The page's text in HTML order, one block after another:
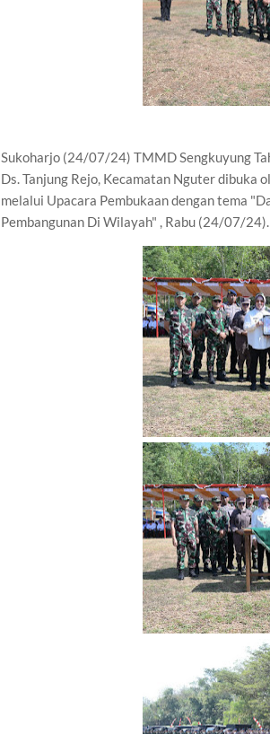
Sukoharjo (24/07/24) TMMD Sengkuyung
Ds. Tanjung Rejo, Kecamatan Nguter dibuka
melalui Upacara Pembukaan dengan tema
Pembangunan Di Wilayah" , Rabu (24/07/24).